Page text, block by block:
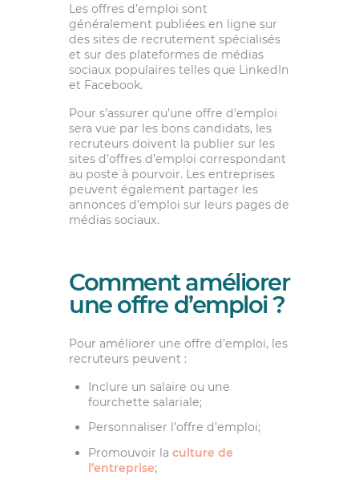
Les offres d’emploi sont
généralement publiées en ligne sur
des sites de recrutement spécialisés
et sur des plateformes de médias
sociaux populaires telles que LinkedIn
et Facebook.
Pour s’assurer qu’une offre d’emploi
sera vue par les bons candidats, les
recruteurs doivent la publier sur les
sites d’offres d’emploi correspondant
au poste à pourvoir. Les entreprises
peuvent également partager les
annonces d’emploi sur leurs pages de
médias sociaux.
Comment améliorer
une offre d’emploi ?
Pour améliorer une offre d’emploi, les
recruteurs peuvent :
Inclure un salaire ou une
fourchette salariale;
Personnaliser l’offre d’emploi;
Promouvoir la culture de
l’entreprise;